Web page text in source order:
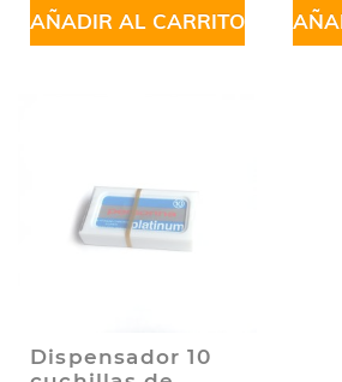
AÑADIR AL CARRITO
Dispensador 10